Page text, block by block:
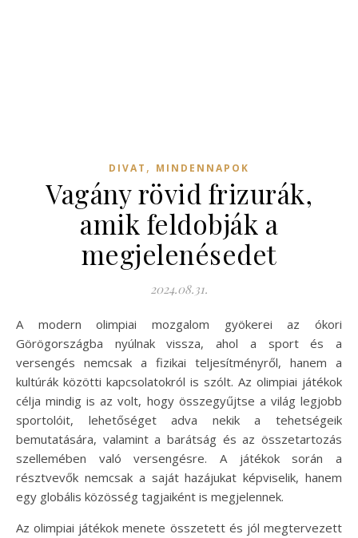
DIVAT , MINDENNAPOK
Vagány rövid frizurák,
amik feldobják a
megjelenésedet
2024.08.31.
A modern olimpiai mozgalom gyökerei az ókori
Görögországba nyúlnak vissza, ahol a sport és a
versengés nemcsak a fizikai teljesítményről, hanem a
kultúrák közötti kapcsolatokról is szólt. Az olimpiai játékok
célja mindig is az volt, hogy összegyűjtse a világ legjobb
sportolóit, lehetőséget adva nekik a tehetségeik
bemutatására, valamint a barátság és az összetartozás
szellemében való versengésre. A játékok során a
résztvevők nemcsak a saját hazájukat képviselik, hanem
egy globális közösség tagjaiként is megjelennek.
Az olimpiai játékok menete összetett és jól megtervezett